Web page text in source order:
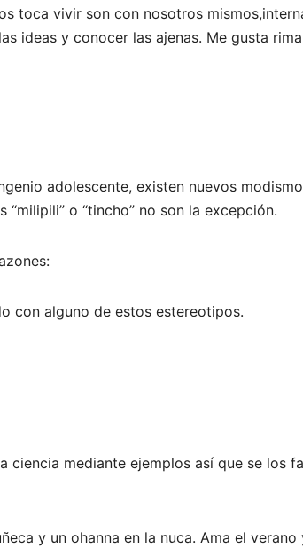
toca vivir son con nosotros
ideas y conocer las ajenas. Me gusta
adolescente, existen nuevos
“milipili” o “tincho” no son la excepción.
con alguno de estos estereotipos.
ciencia mediante ejemplos así que se los
y un ohanna en la nuca. Ama el verano